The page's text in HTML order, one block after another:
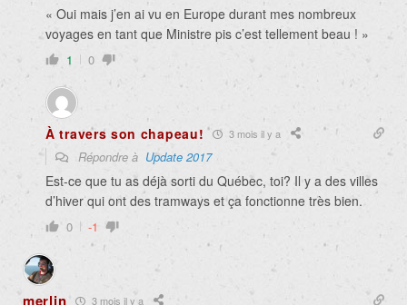
« Oui mais j’en ai vu en Europe durant mes nombreux
voyages en tant que Ministre pis c’est tellement beau ! »
1 0
À travers son chapeau! 3 mois il y a
Répondre à Update 2017
Est-ce que tu as déjà sorti du Québec, toi? Il y a des villes
d’hiver qui ont des tramways et ça fonctionne très bien.
0 -1
merlin 3 mois il y a